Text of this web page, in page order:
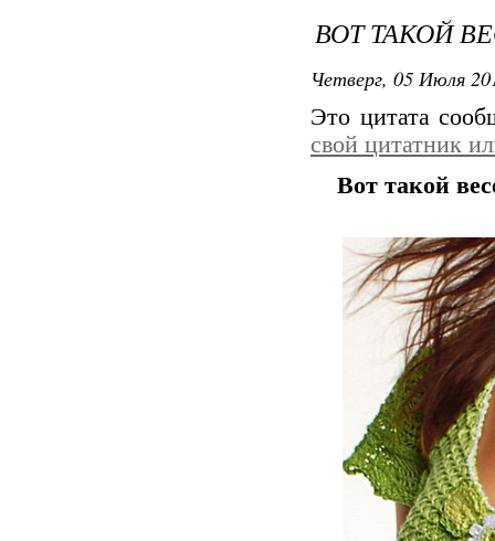
ВОТ ТАКОЙ
Четверг, 05 Июля
Это цитата
свой цитатник
Вот такой